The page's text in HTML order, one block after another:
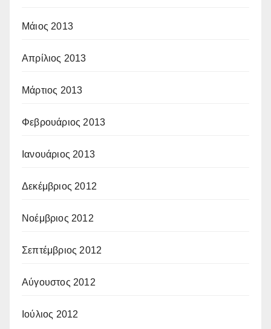
Μάιος 2013
Απρίλιος 2013
Μάρτιος 2013
Φεβρουάριος 2013
Ιανουάριος 2013
Δεκέμβριος 2012
Νοέμβριος 2012
Σεπτέμβριος 2012
Αύγουστος 2012
Ιούλιος 2012